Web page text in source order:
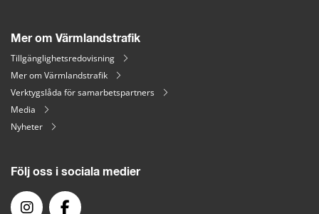
Mer om Värmlandstrafik
Tillgänglighetsredovisning
Mer om Värmlandstrafik
Verktygslåda för samarbetspartners
Media
Nyheter
Följ oss i sociala medier